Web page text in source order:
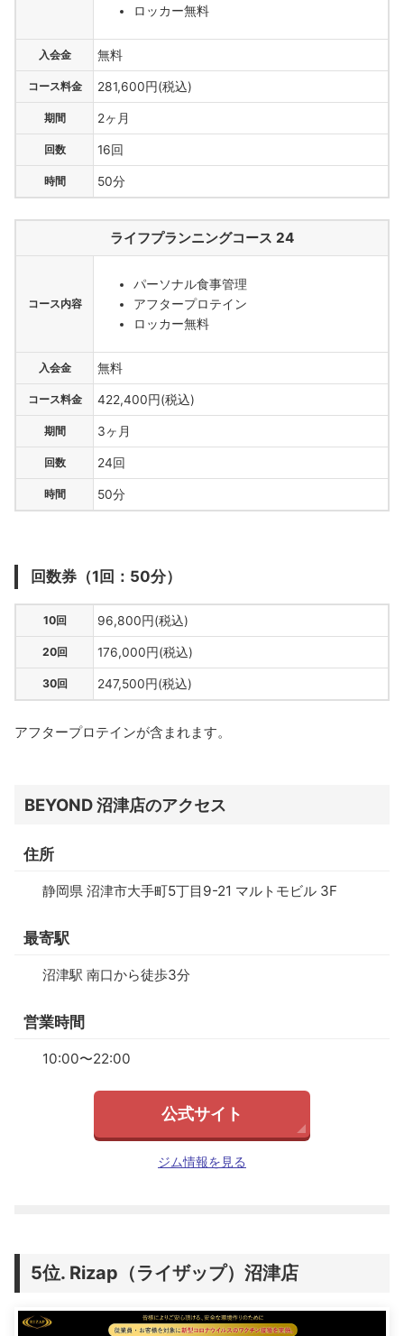
ロッカー無料
入会金 無料
コース料金 281,600円(税込)
期間 2ヶ月
回数 16回
時間 50分
ライフプランニングコース 24
コース内容
パーソナル食事管理
アフタープロテイン
ロッカー無料
入会金 無料
コース料金 422,400円(税込)
期間 3ヶ月
回数 24回
時間 50分
回数券（1回：50分）
10回 96,800円(税込)
20回 176,000円(税込)
30回 247,500円(税込)
アフタープロテインが含まれます。
BEYOND 沼津店のアクセス
住所
静岡県 沼津市大手町5丁目9-21 マルトモビル 3F
最寄駅
沼津駅 南口から徒歩3分
営業時間
10:00〜22:00
公式サイト
ジム情報を見る
Rizap（ライザップ）沼津店